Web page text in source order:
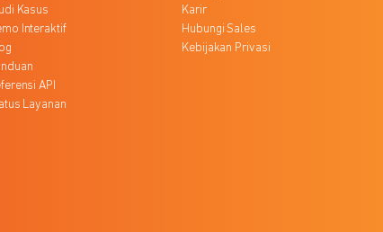
Kasus
Interaktif
API
Layanan
Karir
Hubungi Sales
Kebijakan Privasi